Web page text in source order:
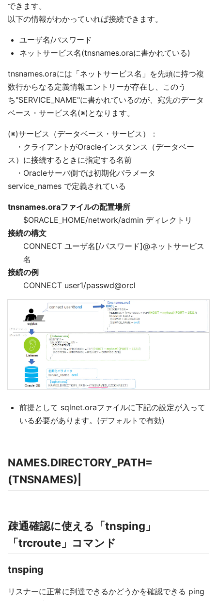
できます。
以下の情報がわかっていれば接続できます。
ユーザ名/パスワード
ネットサービス名(tnsnames.oraに書かれている)
tnsnames.oraには「ネットサービス名」を先頭に持つ複
数行からなる定義情報エントリーが存在し、このう
ち"SERVICE_NAME"に書かれているのが、宛先のデータ
ベース・サービス名(※)となります。
(※)サービス（データベース・サービス）：
・クライアントがOracleインスタンス（データベー
ス）に接続するときに指定する名前
・Oracleサーバ側では初期化パラメータ
service_names で定義されている
tnsnames.oraファイルの配置場所
$ORACLE_HOME/network/admin ディレクトリ
接続の構文
CONNECT ユーザ名[/パスワード]@ネットサービス
名
接続の例
CONNECT user1/passwd@orcl
前提として sqlnet.oraファイルに下記の設定が入って
いる必要があります。(デフォルトで有効)
NAMES.DIRECTORY_PATH=
(TNSNAMES)|
疎通確認に使える「tnsping」
「trcroute」コマンド
tnsping
リスナーに正常に到達できるかどうかを確認できる ping